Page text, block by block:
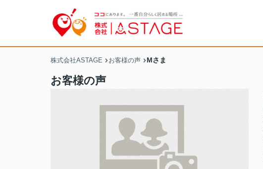
株式会社ASTAGE お客様の声 Mさま
お客様の声